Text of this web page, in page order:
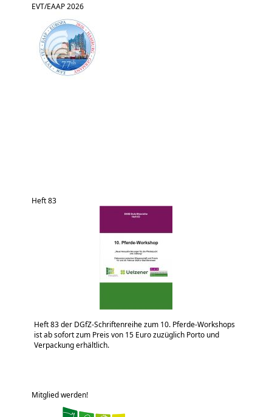
EVT/EAAP 2026
Heft 83
Heft 83 der DGfZ-Schriftenreihe zum 10. Pferde-Workshops
ist ab sofort zum Preis von 15 Euro zuzüglich Porto und
Verpackung erhältlich.
Mitglied werden!